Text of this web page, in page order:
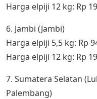
Harga elpiji 12 kg: Rp
6. Jambi (Jambi)
Harga elpiji 5,5 kg: Rp
Harga elpiji 12 kg: Rp
7. Sumatera Selatan
Palembang)